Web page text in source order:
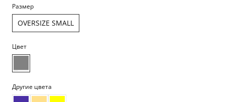
Размер
OVERSIZE SMALL
Цвет
Другие цвета